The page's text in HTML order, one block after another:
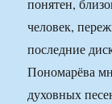
понятен,
человек,
последние
Пономарёва
духовных